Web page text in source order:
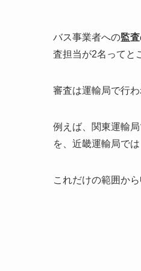
バス事業者への監
査担当が2名ってと
審査は運輸局で行
例えば、関東運輸
を、近畿運輸局で
これだけの範囲か